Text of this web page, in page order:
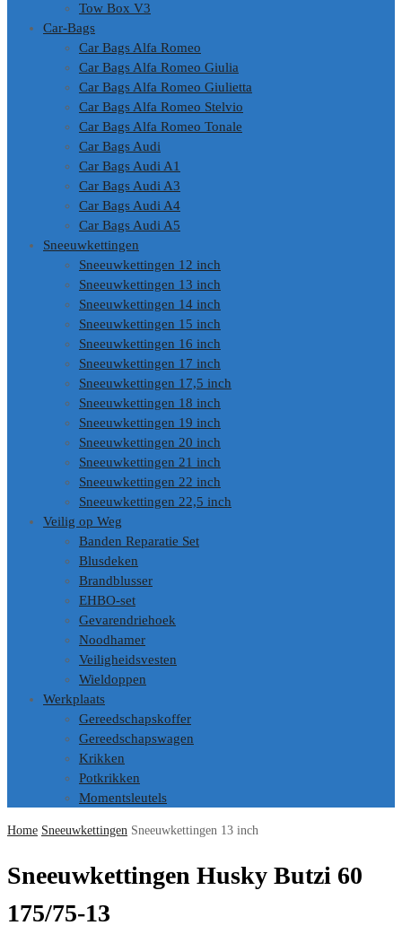
Tow Box V3
Car-Bags
Car Bags Alfa Romeo
Car Bags Alfa Romeo Giulia
Car Bags Alfa Romeo Giulietta
Car Bags Alfa Romeo Stelvio
Car Bags Alfa Romeo Tonale
Car Bags Audi
Car Bags Audi A1
Car Bags Audi A3
Car Bags Audi A4
Car Bags Audi A5
Sneeuwkettingen
Sneeuwkettingen 12 inch
Sneeuwkettingen 13 inch
Sneeuwkettingen 14 inch
Sneeuwkettingen 15 inch
Sneeuwkettingen 16 inch
Sneeuwkettingen 17 inch
Sneeuwkettingen 17,5 inch
Sneeuwkettingen 18 inch
Sneeuwkettingen 19 inch
Sneeuwkettingen 20 inch
Sneeuwkettingen 21 inch
Sneeuwkettingen 22 inch
Sneeuwkettingen 22,5 inch
Veilig op Weg
Banden Reparatie Set
Blusdeken
Brandblusser
EHBO-set
Gevarendriehoek
Noodhamer
Veiligheidsvesten
Wieldoppen
Werkplaats
Gereedschapskoffer
Gereedschapswagen
Krikken
Potkrikken
Momentsleutels
Home Sneeuwkettingen Sneeuwkettingen 13 inch
Sneeuwkettingen Husky Butzi 60
175/75-13